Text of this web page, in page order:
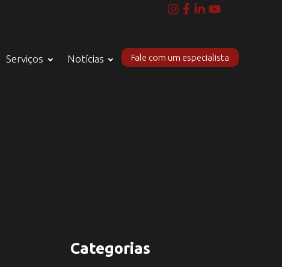
Serviços Notícias Fale com um especialista
Categorias